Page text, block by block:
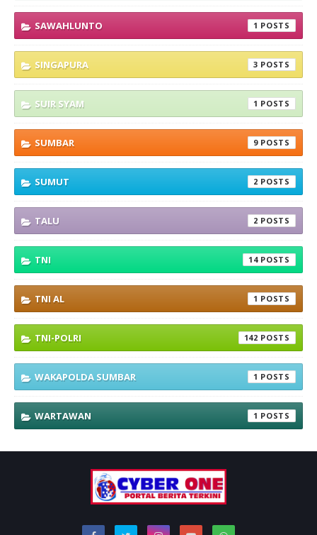
SAWAHLUNTO 1
SINGAPURA 3
SUIR SYAM 1
SUMBAR 9
SUMUT 2
TALU 2
TNI 14
TNI AL 1
TNI-POLRI 142
WAKAPOLDA SUMBAR 1
WARTAWAN 1